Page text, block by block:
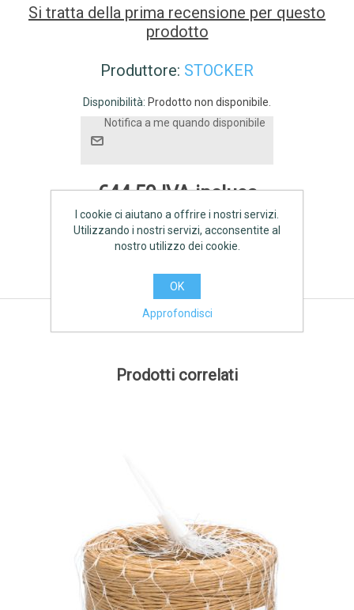
Si tratta della prima recensione per questo
prodotto
Produttore: STOCKER
Disponibilità: Prodotto non disponibile.
Notifica a me quando disponibile
€44,50 IVA inclusa
AGGIUNGI
Prodotti correlati
I cookie ci aiutano a offrire i nostri servizi.
Utilizzando i nostri servizi, acconsentite al
nostro utilizzo dei cookie.
OK
Approfondisci